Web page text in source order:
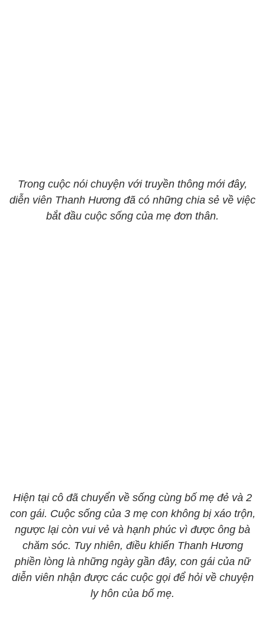
Trong cuộc nói chuyện với truyền thông mới đây,
diễn viên Thanh Hương đã có những chia sẻ về việc
bắt đầu cuộc sống của mẹ đơn thân.
Hiện tại cô đã chuyển về sống cùng bố mẹ đẻ và 2
con gái. Cuộc sống của 3 mẹ con không bị xáo trộn,
ngược lại còn vui vẻ và hạnh phúc vì được ông bà
chăm sóc. Tuy nhiên, điều khiến Thanh Hương
phiền lòng là những ngày gần đây, con gái của nữ
diễn viên nhận được các cuộc gọi để hỏi về chuyện
ly hôn của bố mẹ.